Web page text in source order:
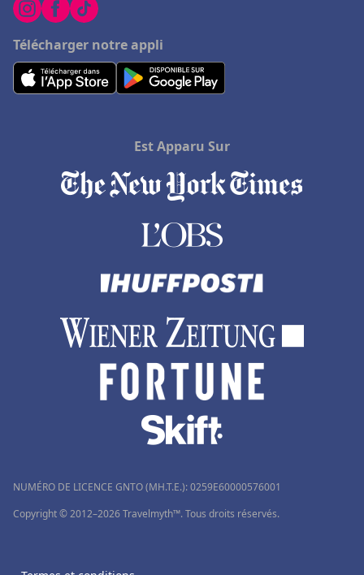
Hôtels à Avallon
Hôtels à Amneville
Hôtels à Maussane les Alpilles
Télécharger notre appli
Est Apparu Sur
NUMÉRO DE LICENCE GNTO (MH.T.E.): 0259Ε60000576001
Copyright © 2012–2026 Travelmyth™. Tous droits réservés.